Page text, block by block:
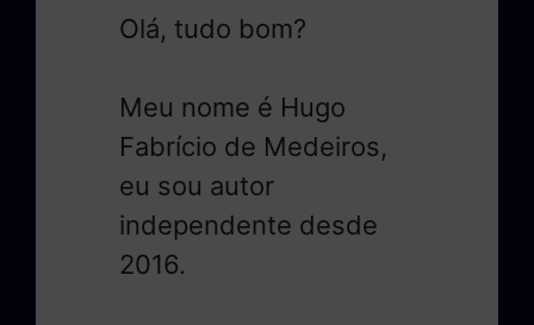
Olá, tudo bom?
Meu nome é Hugo
Fabrício de Medeiros,
eu sou autor
independente desde
2016.